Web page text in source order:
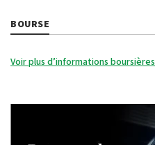
BOURSE
Voir plus d’informations boursières